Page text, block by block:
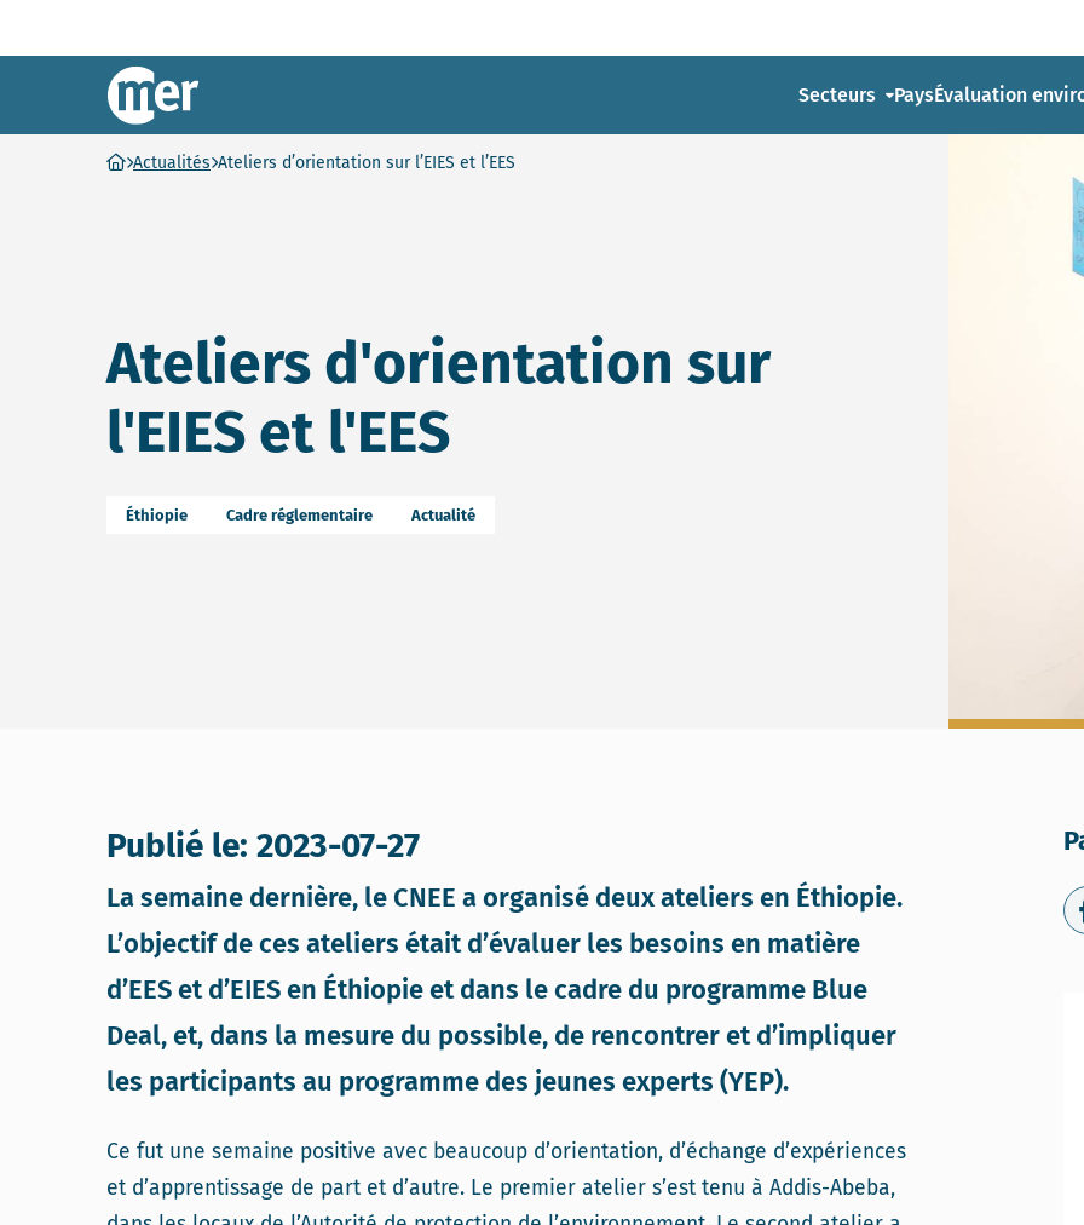
CNEE – FR
Secteurs PaysÉvaluation
Ga naar homepage
Actualités Ateliers d’orientation sur l’EIES et l’EES
Ateliers d'orientation sur
l'EIES et l'EES
Éthiopie Cadre réglementaire Actualité
Publié le: 2023-07-27
La semaine dernière, le CNEE a organisé deux ateliers en Éthiopie.
L’objectif de ces ateliers était d’évaluer les besoins en matière
d’EES et d’EIES en Éthiopie et dans le cadre du programme Blue
Deal, et, dans la mesure du possible, de rencontrer et d’impliquer
les participants au programme des jeunes experts (YEP).
Ce fut une semaine positive avec beaucoup d’orientation, d’échange d’expériences
et d’apprentissage de part et d’autre. Le premier atelier s’est tenu à Addis-Abeba,